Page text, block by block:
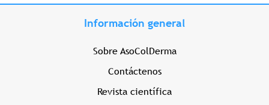
Información general
Sobre AsoColDerma
Contáctenos
Revista científica